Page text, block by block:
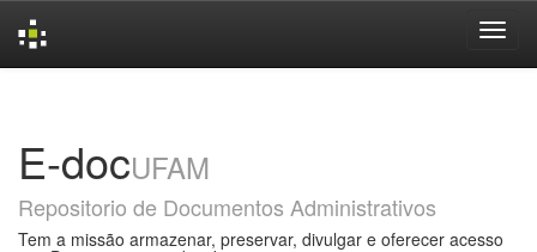
E-docUFAM
Repositorio de Documentos Administrativos
Tem a missão armazenar, preservar, divulgar e oferecer acesso